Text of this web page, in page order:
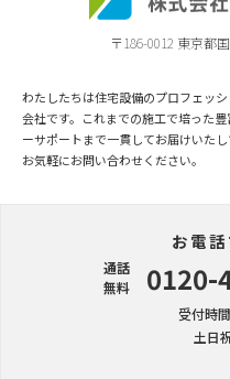
〒186-0012 東京都
わたしたちは住宅設備のプロフェッ
会社です。これまでの施工で培った
ーサポートまで一貫してお届けいた
お気軽にお問い合わせください。
お電
通話
無料
0120-
受付時
土日